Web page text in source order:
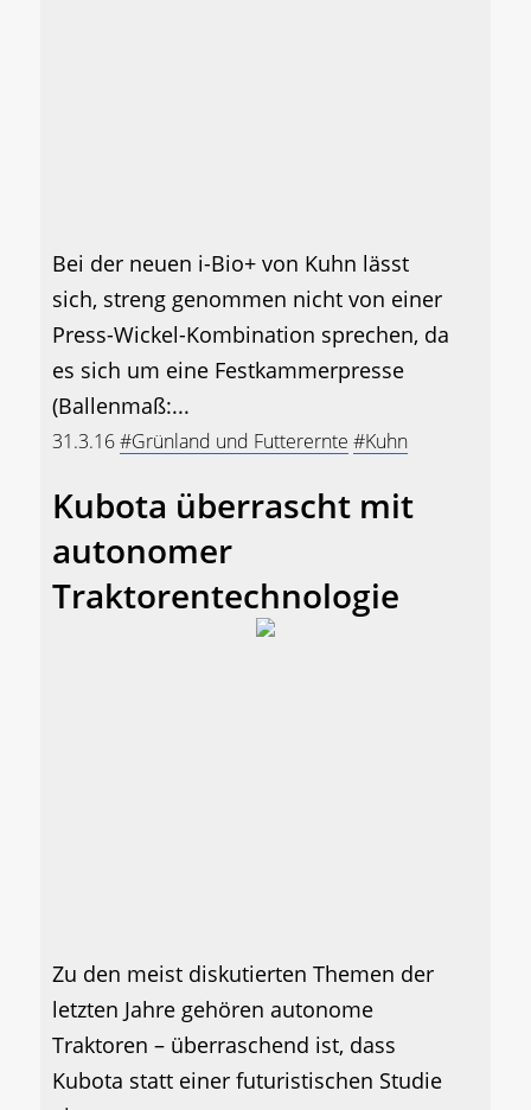
Bei der neuen i-Bio+ von Kuhn lässt
sich, streng genommen nicht von einer
Press-Wickel-Kombination sprechen, da
es sich um eine Festkammerpresse
(Ballenmaß:...
31.3.16#Grünland und Futterernte #Kuhn
Kubota überrascht mit
autonomer
Traktorentechnologie
Zu den meist diskutierten Themen der
letzten Jahre gehören autonome
Traktoren – überraschend ist, dass
Kubota statt einer futuristischen Studie